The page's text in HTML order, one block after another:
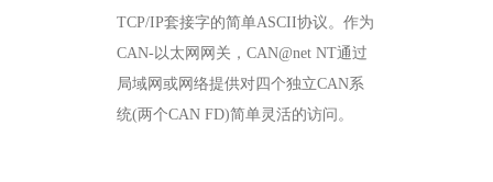
TCP/IP套接字的简单ASCII协议。作为
CAN-以太网网关，CAN@net NT通过
局域网或网络提供对四个独立CAN系
统(两个CAN FD)简单灵活的访问。